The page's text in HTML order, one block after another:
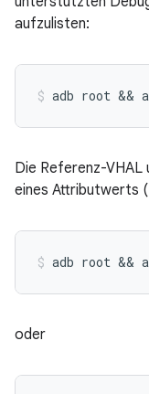
aufzulisten:
Die Referenz-
eines Attributwerts
oder